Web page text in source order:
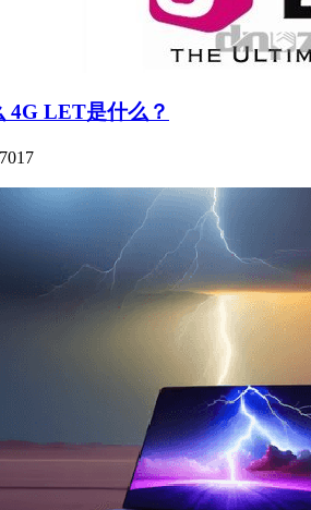
4G LET是什么？
7017